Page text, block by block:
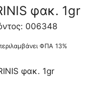
φακ. 1gr
006348
ΦΠΑ 13%
φακ. 1gr